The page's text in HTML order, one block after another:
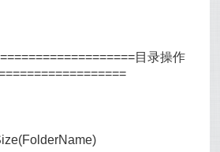
目录操作